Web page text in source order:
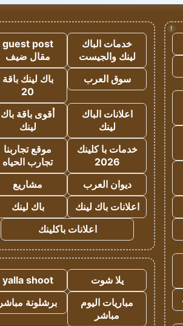
!
خدمات الباك
لينك والجيست
guest post
مقال ضيف
سوق العرب
باك لينك باقة
20
اعلانات الباك
لينك
أقوى باقة باك
لينك
خدمات با كلينك
2026
موقع تجاربنا
تجارب الحياه
ديوان العرب
مشاريع
اعلانات باك لينك
باك لينك
اعلانات باكلينك
يلا شوت
yalla shoot
مباريات اليوم
مباشر
برشلونة مباشر